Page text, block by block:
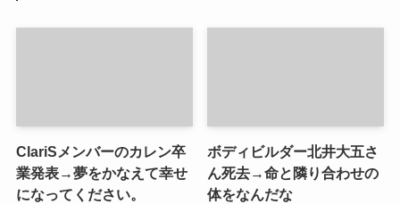
ClariSメンバーのカレン卒
業発表→夢をかなえて幸せ
になってください。
ボディビルダー北井大五さ
ん死去→命と隣り合わせの
体をなんだな